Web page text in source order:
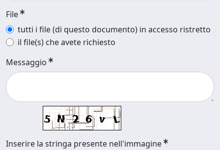
File
tutti i file (di questo documento) in accesso ristretto
il file(s) che avete richiesto
Messaggio
Inserire la stringa presente nell'immagine